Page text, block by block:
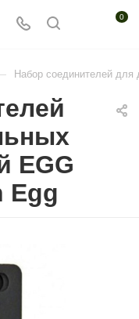
0
Набор соединителей
EGG
Egg